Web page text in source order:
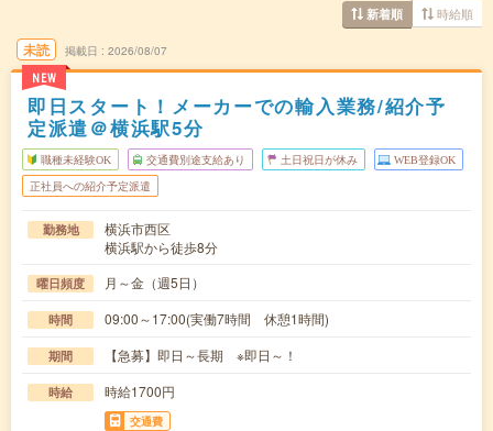
新着順 時給順
未読
NEW
掲載日 2026/08/07
即日スタート！メーカーでの輸入業務/紹介予
定派遣＠横浜駅5分
職種未経験OK 交通費別途支給あり 土日祝日が休み WEB登録OK
正社員への紹介予定派遣
勤務地
横浜市西区
横浜駅から徒歩8分
曜日頻度 月～金（週5日）
時間 09:00～17:00(実働7時間 休憩1時間)
期間 【急募】即日～長期 ※即日～！
時給 時給1700円
交通費